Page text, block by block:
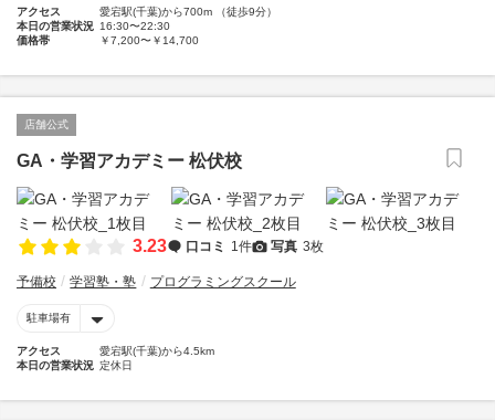
アクセス
愛宕駅(千葉)から700m （徒歩9分）
本日の営業状況 16:30〜22:30
価格帯
￥7,200〜￥14,700
店舗公式
GA・学習アカデミー 松伏校
3.23 口コミ 1件 写真 3枚
予備校 学習塾・塾 プログラミングスクール
駐車場有
アクセス
愛宕駅(千葉)から4.5km
本日の営業状況 定休日